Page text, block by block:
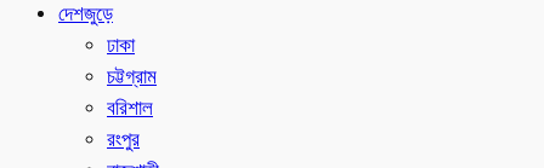
দেশজুড়ে
ঢাকা
চট্টগ্রাম
বরিশাল
রংপুর